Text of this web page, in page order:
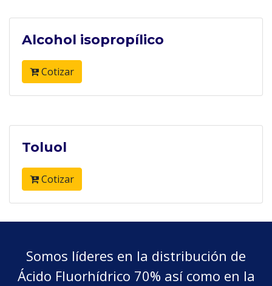
Alcohol isopropílico
Cotizar
Toluol
Cotizar
Somos líderes en la distribución de
Ácido Fluorhídrico 70% así como en la